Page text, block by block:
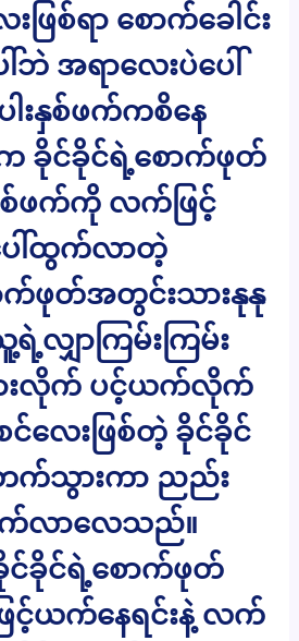
ြစ်ရာ စောက်ခေါင်း
ဘဲ အရာလေးပဲပေါ်
းနှစ်ဖက်ကစိနေ
က ခိုင်ခိုင်ရဲ့စောက်ဖုတ်
စ်ဖက်ကို လက်ဖြင့်
ေါ်ထွက်လာတဲ့
ာက်ဖုတ်အတွင်းသားနုနု
ျှာကြမ်းကြမ်း
ြားလိုက် ပင့်ယက်လိုက်
လေးဖြစ်တဲ့ ခိုင်ခိုင်
တက်သွားကာ ညည်း
လာလေသည်။
င်ခိုင်ရဲ့စောက်ဖုတ်
ြင့်ယက်နေရင်းနဲ့ လက်